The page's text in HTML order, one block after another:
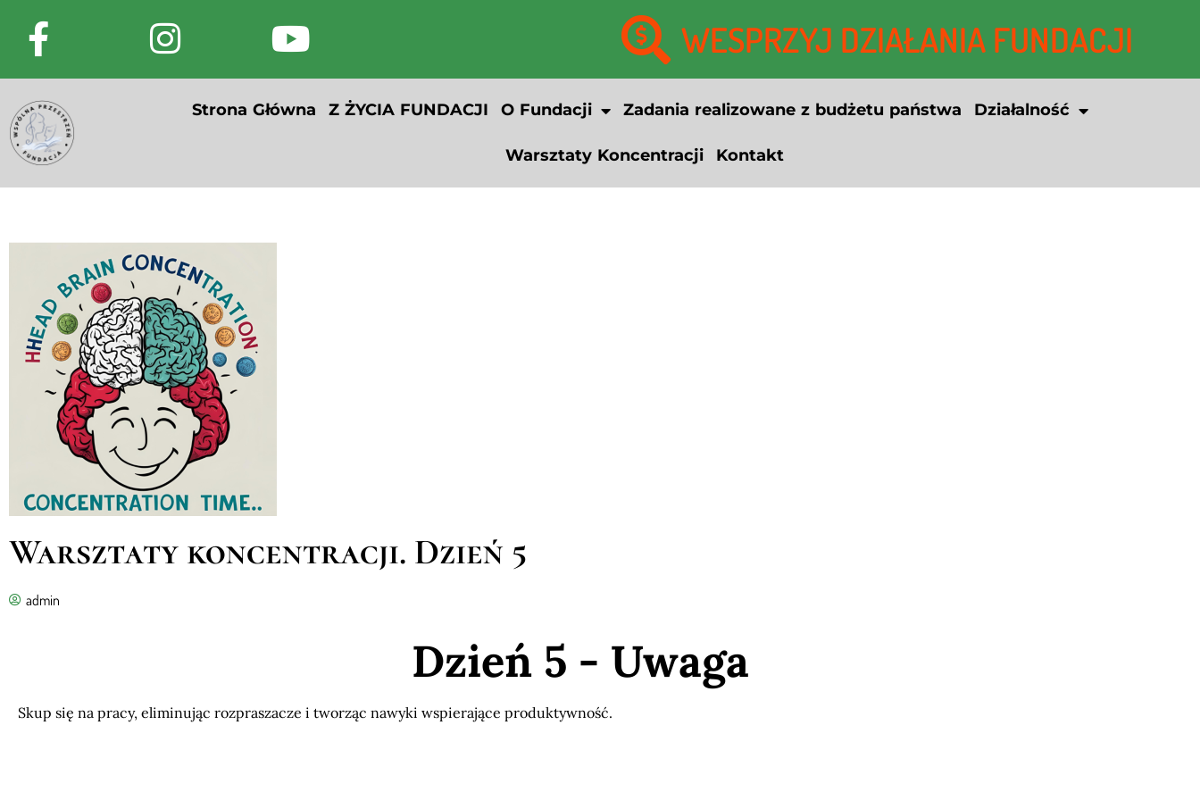
WESPRZYJ DZIAŁANIA FUNDACJI
Strona Główna Z ŻYCIA FUNDACJI O Fundacji Zadania realizowane z budżetu państwa Działalność
Warsztaty Koncentracji Kontakt
Warsztaty koncentracji. Dzień 5
admin
Dzień 5 - Uwaga
Skup się na pracy, eliminując rozpraszacze i tworząc nawyki wspierające produktywność.